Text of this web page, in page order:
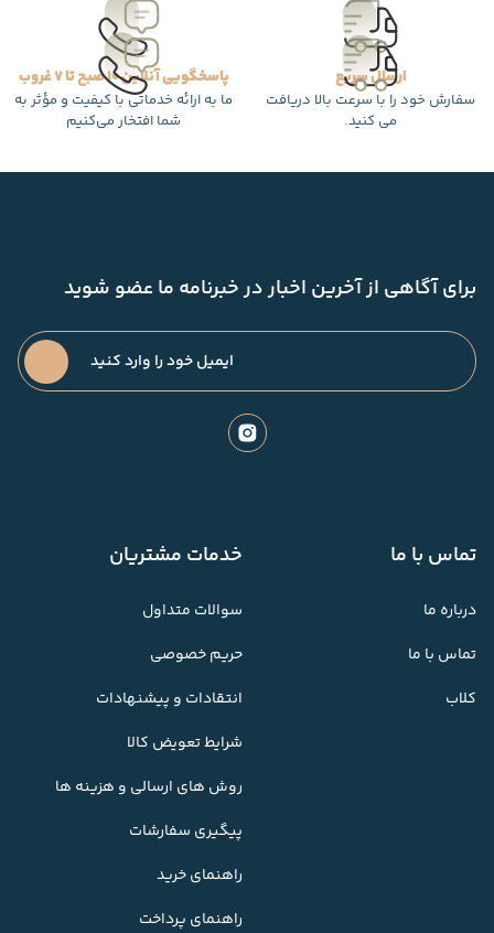
ارسال سریع
سفارش خود را با سرعت بالا دریافت
می کنید.
پاسخگویی آنلاین 10 صبح تا 7 غروب
ما به ارائه خدماتی با کیفیت و مؤثر به
شما افتخار می‌کنیم
برای آگاهی از آخرین اخبار در خبرنامه ما عضو شوید
تماس با ما
درباره ما
تماس با ما
کلاب
خدمات مشتریان
سوالات متداول
حریم خصوصی
انتقادات و پیشنهادات
شرایط تعویض کالا
روش های ارسالی و هزینه ها
پیگیری سفارشات
راهنمای خرید
راهنمای پرداخت